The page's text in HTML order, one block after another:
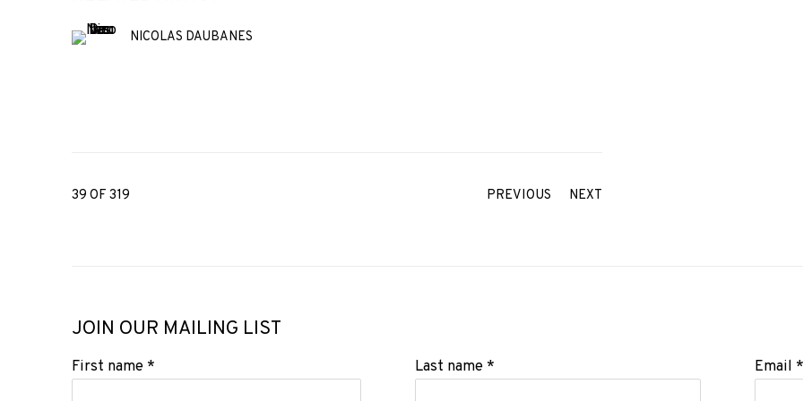
NICOLAS DAUBANES
PREVIOUS NEXT
39 OF 319
JOIN OUR MAILING LIST
First name * Last name * Email *